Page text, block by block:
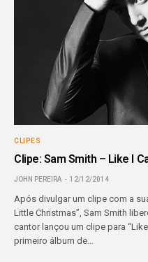
CLIPES
Clipe: Sam Smith – Like I
JOHN PEREIRA 12/12/2014
Após divulgar um clipe com a
Little Christmas”, Sam Smith
cantor lançou um clipe para
primeiro álbum de…